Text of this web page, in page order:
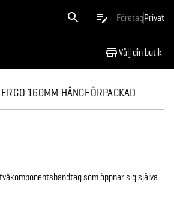
FöretagPrivat
Välj din butik
160MM HÄNGFÖRPACKAD
som öppnar sig själva